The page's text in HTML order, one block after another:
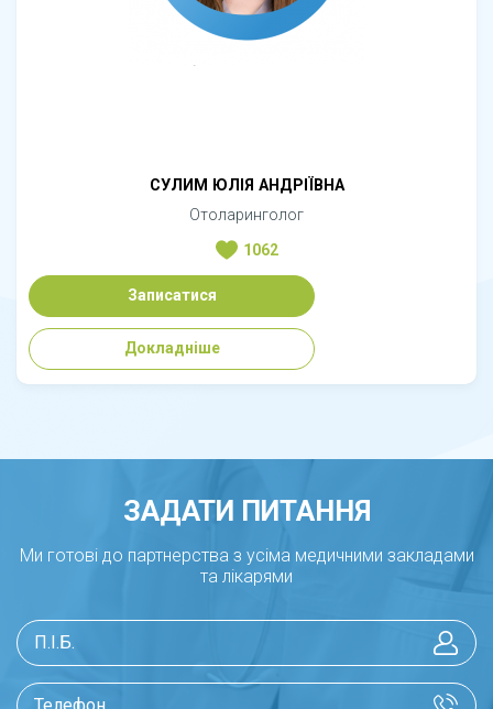
СУЛИМ ЮЛІЯ АНДРІЇВНА
Отоларинголог
1062
Записатися
Докладніше
ЗАДАТИ ПИТАННЯ
Ми готові до партнерства з усіма медичними закладами
та лікарями